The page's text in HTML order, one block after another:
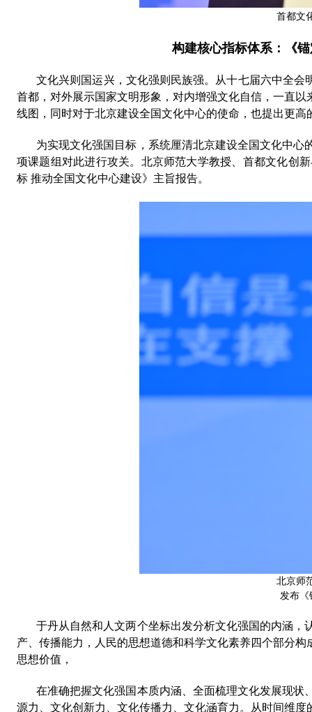
首都文
构建核心指标体系： 《锚
文化兴则 国运兴，文化强则 民族强。 从十七届六中全会
首都 ，对外展示国家文明形象，对内增强文化自信， 一直以
线图 ， 同时对于北京建设全国文化中心的使命， 也提出更高
为实现文化强国目标，系统厘清北京建设全国文化中心
项课题组对此进行攻关。 北京师范大学教授
首都文化创
标 推动全国文化中心建设》 主旨报告。
北京师
发布《
于丹从 自然和人文两个坐标出发分析文化强国的内涵 ，
产、传播能力，人民的思想道德和科学文化素养四个部分构
思想价值 ，
在准确把握文化强国本质内涵、全面梳理文化发展现
源力、文化创新力、文化传播力、文化涵育力。从时间维